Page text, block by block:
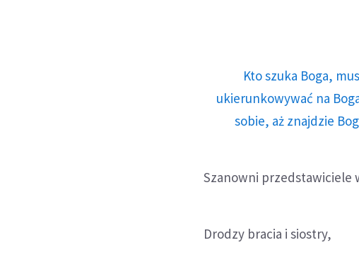
Kto szuka Boga,
ukierunkowywać na
sobie, aż znajdzie
Szanowni przedstawiciele
Drodzy bracia i siostry,